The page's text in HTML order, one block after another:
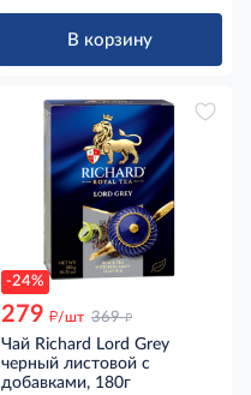
В корзину
-24%
279 д/шт 369 д
Чай Richard Lord Grey
черный листовой с
добавками, 180г